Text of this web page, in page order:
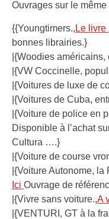
Ouvrages sur le même
{{Youngtimers., Le livre
bonnes librairies.}
|{Woodies
|{VW Coccinelle,
|{Voitures de luxe de
|{Voitures de Cuba,
|{Voiture de police en
Disponible à l’achat
Cultura ….}
|{Voiture de course
|{Voiture Autonome,
Ici Ouvrage de
|{Vivre sans voiture.,A
|{VENTURI, GT à la